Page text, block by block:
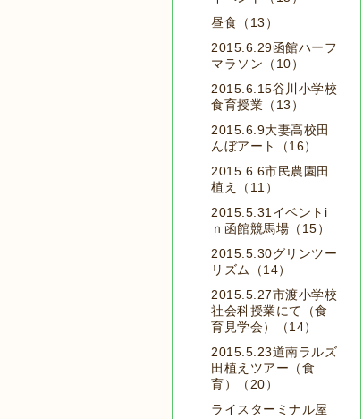
昼食（13）
2015.6.29函館ハーフ
マラソン（10）
2015.6.15谷川小学校
食育授業（13）
2015.6.9大妻高校田
んぼアート（16）
2015.6.6市民農園田
植え（11）
2015.5.31イベントi
ｎ函館競馬場（15）
2015.5.30グリンツー
リズム（14）
2015.5.27市渡小学校
社会科授業にて（食
育見学会）（14）
2015.5.23道南ラルズ
田植えツアー（食
育）（20）
ライスターミナル屋